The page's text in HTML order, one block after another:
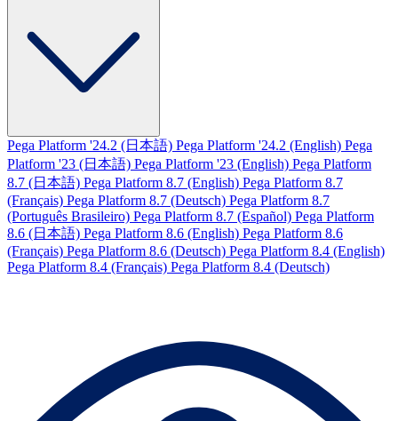
Pega Platform '24.2 (日本語) Pega Platform '24.2 (English) Pega
Platform '23 (日本語) Pega Platform '23 (English) Pega Platform
8.7 (日本語) Pega Platform 8.7 (English) Pega Platform 8.7
(Français) Pega Platform 8.7 (Deutsch) Pega Platform 8.7
(Português Brasileiro) Pega Platform 8.7 (Español) Pega Platform
8.6 (日本語) Pega Platform 8.6 (English) Pega Platform 8.6
(Français) Pega Platform 8.6 (Deutsch) Pega Platform 8.4 (English)
Pega Platform 8.4 (Français) Pega Platform 8.4 (Deutsch)